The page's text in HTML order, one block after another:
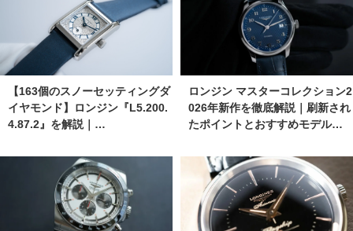
【163個のスノーセッティングダ
イヤモンド】ロンジン『L5.200.
4.87.2』を解説｜…
ロンジン マスターコレクション2
026年新作を徹底解説｜刷新され
たポイントとおすすめモデル…